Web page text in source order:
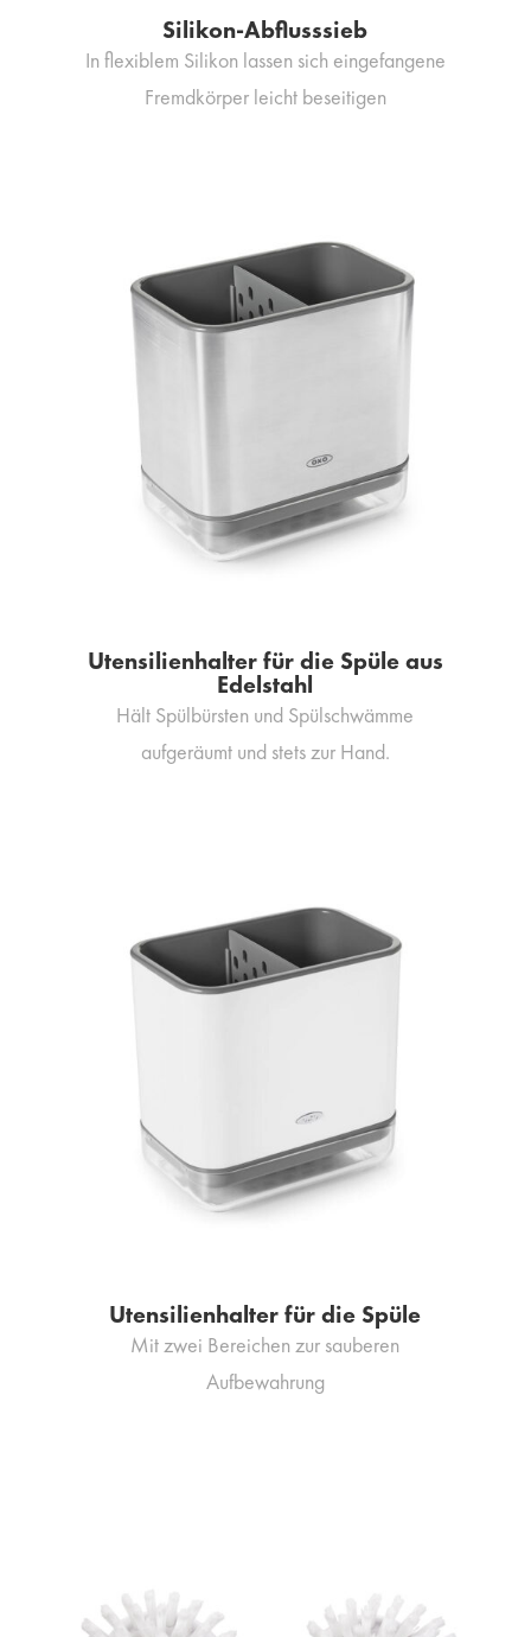
Silikon-Abflusssieb
In flexiblem Silikon lassen sich eingefangene
Fremdkörper leicht beseitigen
Utensilienhalter für die Spüle aus
Edelstahl
Hält Spülbürsten und Spülschwämme
aufgeräumt und stets zur Hand.
Utensilienhalter für die Spüle
Mit zwei Bereichen zur sauberen
Aufbewahrung